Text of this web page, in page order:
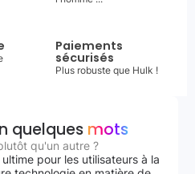
Paiements
sécurisés
Plus robuste que Hulk !
quelques mots
qu'un autre ?
ultime pour les utilisateurs à la